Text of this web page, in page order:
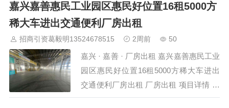
2300标准厂房出租 所在位置 嘉兴-嘉善-
天凝工业园区 层高 9米 层数 单层厂房 厂
房类别 标准厂房…
嘉兴嘉善惠民工业园区惠民好位置16租5000方
稀大车进出交通便利厂房出租
招商引资葛毅明13524678515 2周前 50
嘉兴 · 嘉善 · 厂房出租 嘉兴嘉善惠民工业
园区惠民好位置16租5000方稀大车进出
交通便利厂房出租 厂房出租 项目详情 项
目名称 嘉兴嘉善惠民工业园区惠民好位